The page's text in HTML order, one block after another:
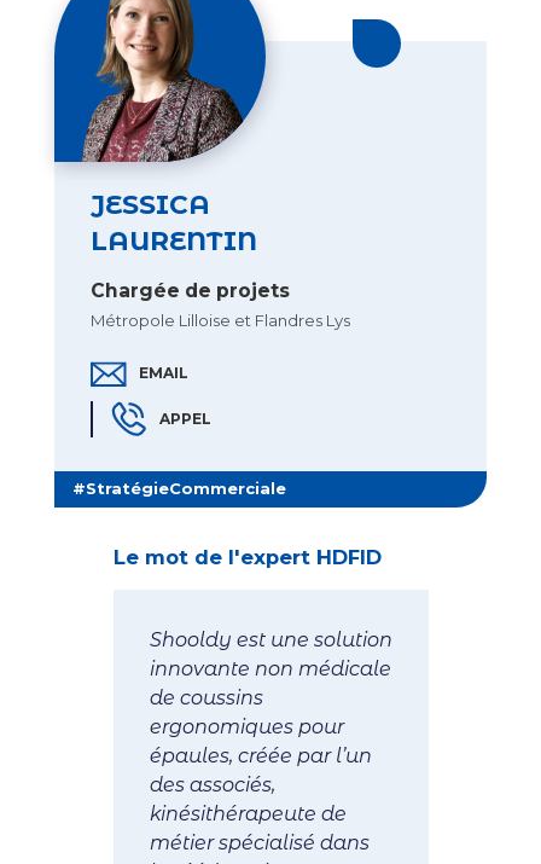
Linkedin
JESSICA
LAURENTIN
Chargée de projets
Métropole Lilloise et Flandres Lys
EMAIL JESSICA LAURENTIN
EMAIL
TÉLÉPHONE JESSICA LAURENTIN
APPEL
#StratégieCommerciale
Le mot de l'expert HDFID, {{
Shooldy est une solution
innovante non médicale
de coussins
ergonomiques pour
épaules, créée par l’un
des associés,
kinésithérapeute de
métier spécialisé dans